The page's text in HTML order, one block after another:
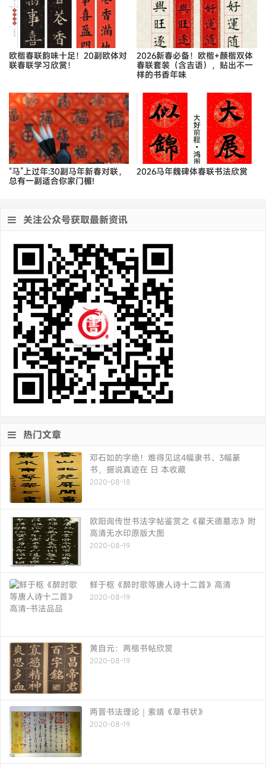
欧楷春联韵味十足！20副欧体对
联春联学习欣赏！
2026新春必备！欧楷+颜楷双体
春联套装（含吉语），贴出不一
样的书香年味
“马”上过年:30副马年新春对联，
总有一副适合你家门楣!
2026马年魏碑体春联书法欣赏
关注公众号获取最新资讯
热门文章
邓石如的字绝！难得见这4幅隶书、3幅篆
书，据说真迹在 日 本收藏
2020-08-18
欧阳询传世书法字帖鉴赏之《翟天德墓志》附
高清无水印原版大图
2020-08-19
鲜于枢《醉时歌等唐人诗十二首》高清
2020-08-19
黄自元：两楷书帖欣赏
2020-08-19
两晋书法理论｜索靖《草书状》
2020-08-19